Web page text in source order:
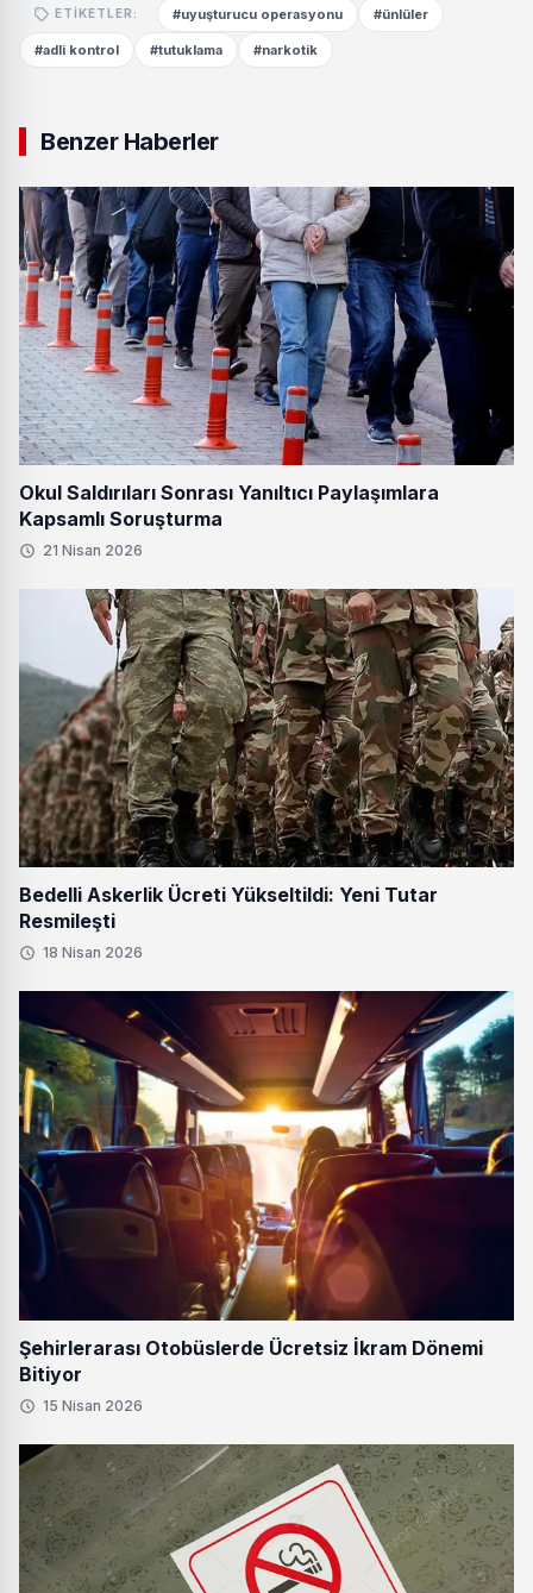
ETIKETLER: #uyuşturucu operasyonu #ünlüler
#adli kontrol #tutuklama #narkotik
Benzer Haberler
Okul Saldırıları Sonrası Yanıltıcı Paylaşımlara
Kapsamlı Soruşturma
21 Nisan 2026
Bedelli Askerlik Ücreti Yükseltildi: Yeni Tutar
Resmileşti
18 Nisan 2026
Şehirlerarası Otobüslerde Ücretsiz İkram Dönemi
Bitiyor
15 Nisan 2026